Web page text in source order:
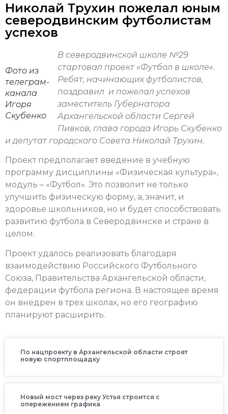
Николай Трухин пожелал юным
северодвинским футболистам
успехов
Фото из
телеграм-
канала
Игоря
Скубенко
В северодвинской школе №29
стартовал проект «Футбол в школе».
Ребят, начинающих футболистов,
поздравил и пожелал успехов
заместитель Губернатора
Архангельской области Сергей
Пивков, глава города Игорь Скубенко
и депутат городского Совета Николай Трухин.
Проект предполагает введение в учебную
программу дисциплины «Физическая культура»,
модуль – «Футбол». Это позволит не только
улучшить физическую форму, а, значит, и
здоровье школьников, но и будет способствовать
развитию футбола в Северодвинске и стране в
целом.
Проект удалось реализовать благодаря
взаимодействию Российского Футбольного
Союза, Правительства Архангельской области,
федерации футбола региона. В настоящее время
он внедрен в трех школах, но его географию
планируют расширить.
По нацпроекту в Архангельской области строят
новую спортплощадку
Новый мост через реку Устья строится с
опережением графика